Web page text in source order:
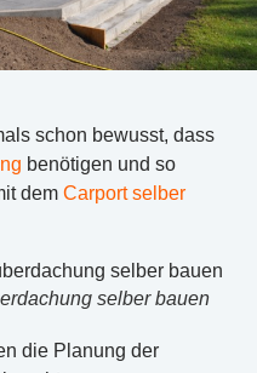
schon bewusst, dass
benötigen und so
dem Carport selber
selber bauen